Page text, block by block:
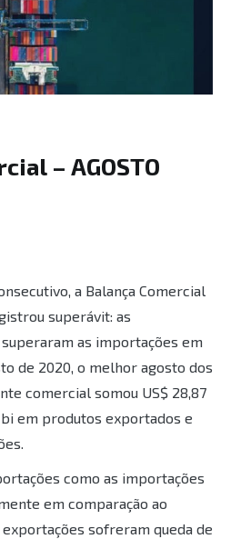
– AGOSTO
a Balança Comercial
superávit: as
as importações em
de 2020, o melhor agosto dos
comercial somou US$ 28,87
bi em produtos exportados e
como as importações
em comparação ao
exportações sofreram queda de